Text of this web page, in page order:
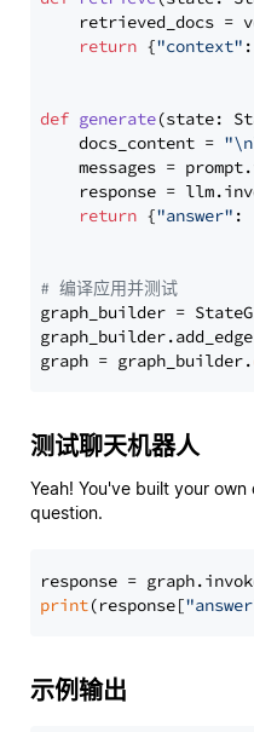
retrieved_docs =
return {"context"
def generate(state:
    docs_content =
messages =
response =
return {"answer" :
# 编译应用并测试
graph_builder =
graph = graph_builder.
测试聊天机器人
Yeah! You've built your
question.
response =
print(response[
示例输出